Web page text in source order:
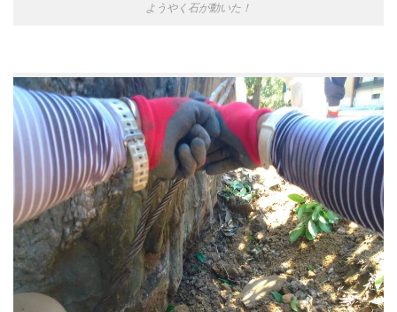
ようやく石が動いた！